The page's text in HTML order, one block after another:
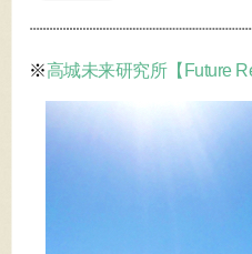
※高城未来研究所【Future